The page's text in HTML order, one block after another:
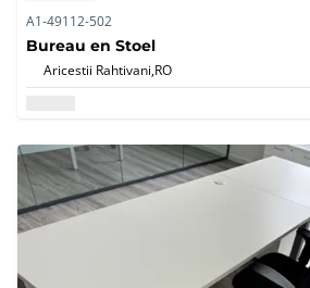
A1-49112-502
Bureau en Stoel
Aricestii Rahtivani,RO